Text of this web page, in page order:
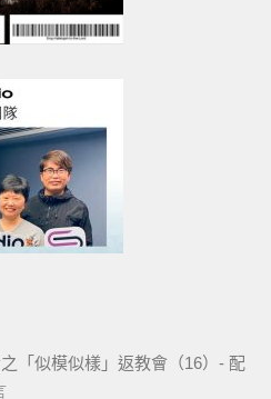
「似模似樣」返教會（16）- 配